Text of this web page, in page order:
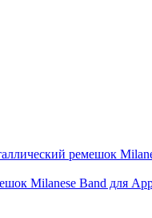
Milanese Band для